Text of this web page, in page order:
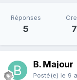
Réponses
5
B. Majour
Posté(e) le 9